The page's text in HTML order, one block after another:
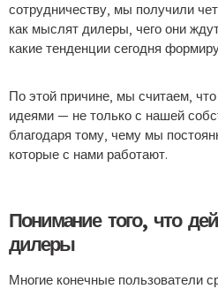
сотрудничеству, мы получили
как мыслят дилеры, чего они
какие тенденции сегодня
По этой причине, мы считаем,
идеями — не только с нашей
благодаря тому, чему мы
которые с нами работают.
Понимание того, что
дилеры
Многие конечные пользователи